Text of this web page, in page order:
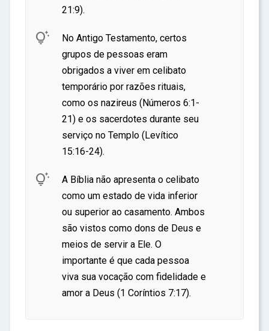
21:9).

No Antigo Testamento, certos
grupos de pessoas eram
obrigados a viver em celibato
temporário por razões rituais,
como os nazireus (Números 6:1-
21) e os sacerdotes durante seu
serviço no Templo (Levítico
15:16-24).

A Bíblia não apresenta o celibato
como um estado de vida inferior
ou superior ao casamento. Ambos
são vistos como dons de Deus e
meios de servir a Ele. O
importante é que cada pessoa
viva sua vocação com fidelidade e
amor a Deus (1 Coríntios 7:17).